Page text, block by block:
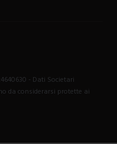
- Dati Societari
da considerarsi protette ai